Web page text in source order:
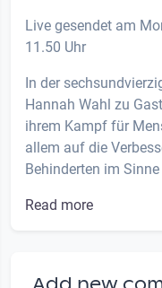
Live gesendet am
11.50 Uhr
In der
Hannah Wahl zu
ihrem Kampf für
allem auf die
Behinderten im Sinne
Read more